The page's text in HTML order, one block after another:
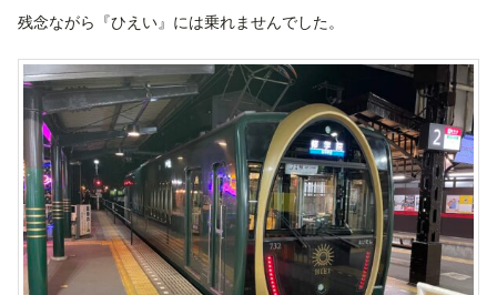
残念ながら『ひえい』には乗れませんでした。